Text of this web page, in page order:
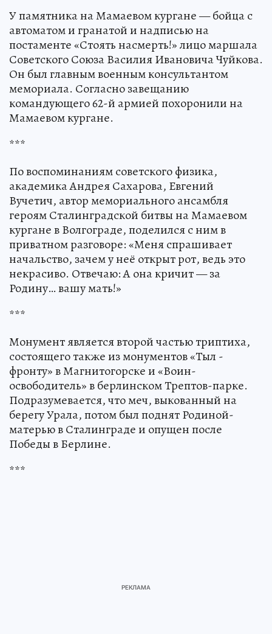
У памятника на Мамаевом кургане — бойца с
автоматом и гранатой и надписью на
постаменте «Стоять насмерть!» лицо маршала
Советского Союза Василия Ивановича Чуйкова.
Он был главным военным консультантом
мемориала. Согласно завещанию
командующего 62-й армией похоронили на
Мамаевом кургане.
***
По воспоминаниям советского физика,
академика Андрея Сахарова, Евгений
Вучетич, автор мемориального ансамбля
героям Сталинградской битвы на Мамаевом
кургане в Волгограде, поделился с ним в
приватном разговоре: «Меня спрашивает
начальство, зачем у неё открыт рот, ведь это
некрасиво. Отвечаю: А она кричит — за
Родину… вашу мать!»
***
Монумент является второй частью триптиха,
состоящего также из монументов «Тыл -
фронту» в Магнитогорске и «Воин-
освободитель» в берлинском Трептов-парке.
Подразумевается, что меч, выкованный на
берегу Урала, потом был поднят Родиной-
матерью в Сталинграде и опущен после
Победы в Берлине.
***